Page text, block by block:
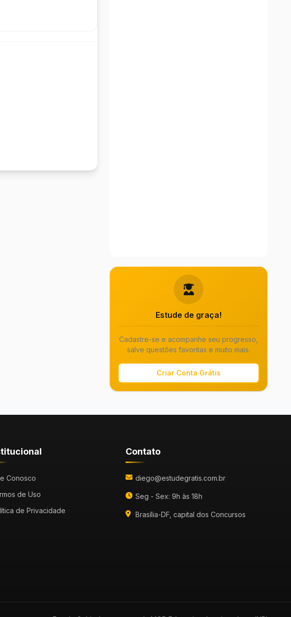
Estude de graça!
Cadastre-se e acompanhe seu progresso,
salve questões favoritas e muito mais.
Criar Conta Grátis
Conosco
de Uso
de Privacidade
Contato
diego@estudegratis.com.br
Seg - Sex: 9h às 18h
Brasília-DF, capital dos Concursos